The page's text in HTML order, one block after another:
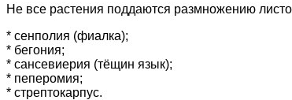
Не все растения поддаются размножению
* сенполия (фиалка);
* бегония;
* сансевиерия (тёщин язык);
* пеперомия;
* стрептокарпус.